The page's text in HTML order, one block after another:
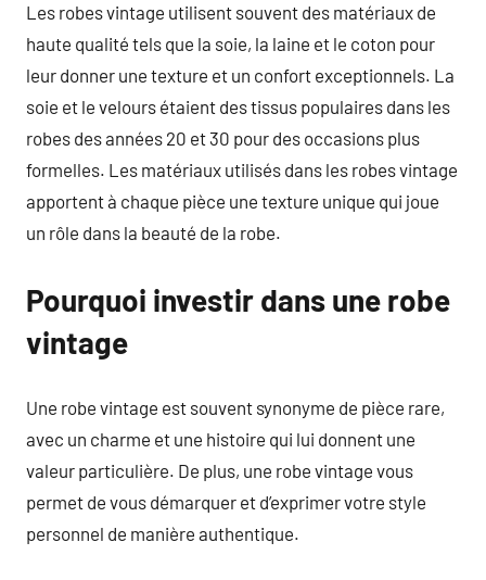
Les robes vintage utilisent souvent des matériaux de
haute qualité tels que la soie, la laine et le coton pour
leur donner une texture et un confort exceptionnels. La
soie et le velours étaient des tissus populaires dans les
robes des années 20 et 30 pour des occasions plus
formelles. Les matériaux utilisés dans les robes vintage
apportent à chaque pièce une texture unique qui joue
un rôle dans la beauté de la robe.
Pourquoi investir dans une robe
vintage
Une robe vintage est souvent synonyme de pièce rare,
avec un charme et une histoire qui lui donnent une
valeur particulière. De plus, une robe vintage vous
permet de vous démarquer et d’exprimer votre style
personnel de manière authentique.